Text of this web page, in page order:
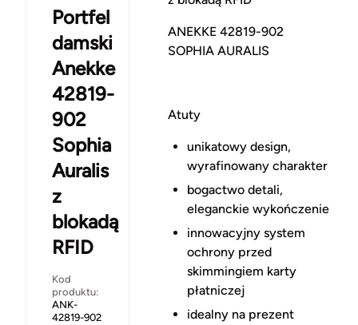
Portfel
damski
Anekke
42819-
902
Sophia
Auralis
z
blokadą
RFID
Kod
produktu:
ANK-
42819-902
ANEKKE 42819-902
SOPHIA AURALIS
Atuty
unikatowy design,
wyrafinowany charakter
bogactwo detali,
eleganckie wykończenie
innowacyjny system
ochrony przed
skimmingiem karty
płatniczej
idealny na prezent